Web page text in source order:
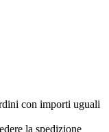
con importi uguali
la spedizione